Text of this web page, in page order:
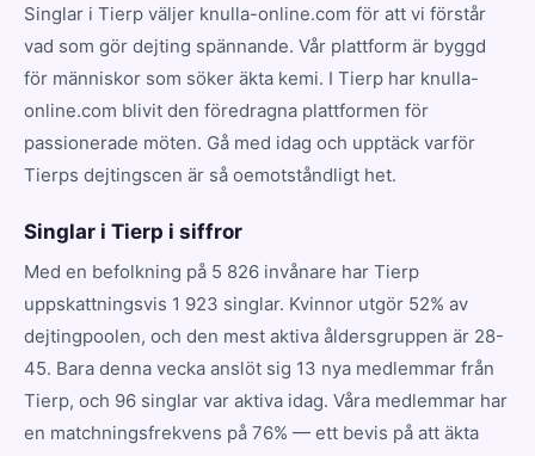
Singlar i Tierp väljer knulla-online.com för att vi förstår
vad som gör dejting spännande. Vår plattform är byggd
för människor som söker äkta kemi. I Tierp har knulla-
online.com blivit den föredragna plattformen för
passionerade möten. Gå med idag och upptäck varför
Tierps dejtingscen är så oemotståndligt het.
Singlar i Tierp i siffror
Med en befolkning på 5 826 invånare har Tierp
uppskattningsvis 1 923 singlar. Kvinnor utgör 52% av
dejtingpoolen, och den mest aktiva åldersgruppen är 28-
45. Bara denna vecka anslöt sig 13 nya medlemmar från
Tierp, och 96 singlar var aktiva idag. Våra medlemmar har
en matchningsfrekvens på 76% — ett bevis på att äkta